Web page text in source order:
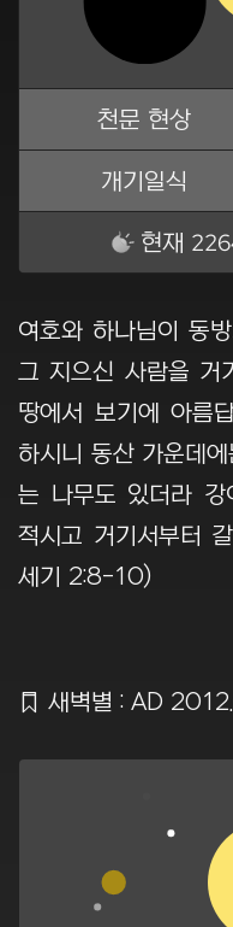
천문 현상
개기일식
현재
여호와 하나님이 동
그 지으신 사람을 거
땅에서 보기에 아름
하시니 동산 가운데
는 나무도 있더라 강
적시고 거기서부터
세기 2:8-10)
Ẍ 새벽별 : AD